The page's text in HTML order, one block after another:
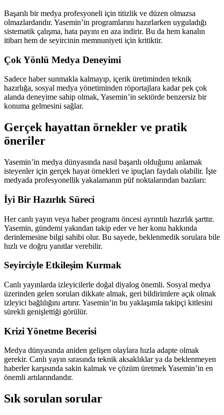
Başarılı bir medya profesyoneli için titizlik ve düzen olmazsa
olmazlardandır. Yasemin’in programlarını hazırlarken uyguladığı
sistematik çalışma, hata payını en aza indirir. Bu da hem kanalın
itibarı hem de seyircinin memnuniyeti için kritiktir.
Çok Yönlü Medya Deneyimi
Sadece haber sunmakla kalmayıp, içerik üretiminden teknik
hazırlığa, sosyal medya yönetiminden röportajlara kadar pek çok
alanda deneyime sahip olmak, Yasemin’in sektörde benzersiz bir
konuma gelmesini sağlar.
Gerçek hayattan örnekler ve pratik
öneriler
Yasemin’in medya dünyasında nasıl başarılı olduğunu anlamak
isteyenler için gerçek hayat örnekleri ve ipuçları faydalı olabilir. İşte
medyada profesyonellik yakalamanın püf noktalarından bazıları:
İyi Bir Hazırlık Süreci
Her canlı yayın veya haber programı öncesi ayrıntılı hazırlık şarttır.
Yasemin, gündemi yakından takip eder ve her konu hakkında
derinlemesine bilgi sahibi olur. Bu sayede, beklenmedik sorulara bile
hızlı ve doğru yanıtlar verebilir.
Seyirciyle Etkileşim Kurmak
Canlı yayınlarda izleyicilerle doğal diyalog önemli. Sosyal medya
üzerinden gelen soruları dikkate almak, geri bildirimlere açık olmak
izleyici bağlılığını artırır. Yasemin’in bu yaklaşımla takipçi kitlesini
sürekli genişlettiği görülür.
Krizi Yönetme Becerisi
Medya dünyasında aniden gelişen olaylara hızla adapte olmak
gerekir. Canlı yayın sırasında teknik aksaklıklar ya da beklenmeyen
haberler karşısında sakin kalmak ve çözüm üretmek Yasemin’in en
önemli artılarındandır.
Sık sorulan sorular